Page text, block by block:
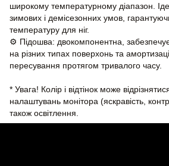
широкому температурному діапазон.
зимових і демісезонних умов,
температуру для ніг.
⚙️ Підошва: двокомпонентна,
на різних типах поверхонь та
пересування протягом тривалого часу.
* Увага! Колір і відтінок може
налаштувань монітора (яскравість,
також освітлення.